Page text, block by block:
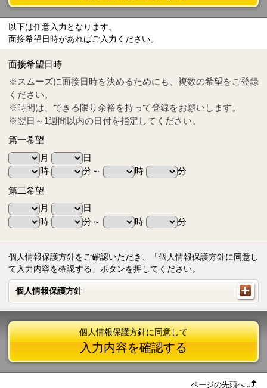
Tel
0570-55-0314
以下は任意入力となります。
面接希望日時があればご入力ください。
面接希望日時
※スムーズに面接日時を決めるためにも、複数の希望をご登録
ください。
※時間は、できる限り余裕を持って登録をお願いします。
※翌日～1週間以内の日付を指定してください。
第一希望
月
日
時
分～ 時
分
第二希望
月
日
時
分～ 時 分
個人情報保護方針をご確認いただき、「個人情報保護方針に同意し
て入力内容を確認する」ボタンを押してください。
個人情報保護方針
個人情報保護方針
個人情報保護方針に同意して
入力内容を確認する
ページの先頭へ